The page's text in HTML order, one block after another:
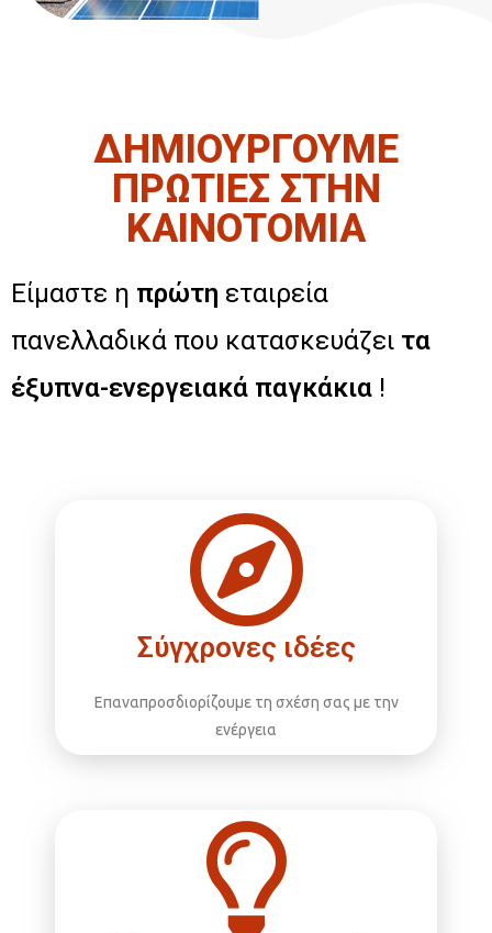
ΔΗΜΙΟΥΡΓΟΥΜΕ
ΠΡΩΤΙΕΣ ΣΤΗΝ
ΚΑΙΝΟΤΟΜΙΑ
Είμαστε η πρώτη εταιρεία
πανελλαδικά που κατασκευάζει τα
έξυπνα-ενεργειακά παγκάκια !
Σύγχρονες ιδέες
Επαναπροσδιορίζουμε τη σχέση σας με την
ενέργεια